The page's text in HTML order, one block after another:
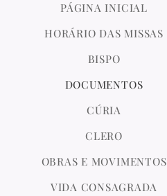
PÁGINA INICIAL
HORÁRIO DAS MISSAS
BISPO
DOCUMENTOS
CÚRIA
CLERO
OBRAS E MOVIMENTOS
VIDA CONSAGRADA